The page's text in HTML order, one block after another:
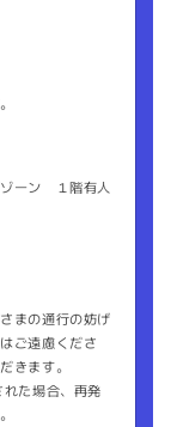
ーン １階有人
まの通行の妨げ
ご遠慮くださ
きます。
た場合、再発